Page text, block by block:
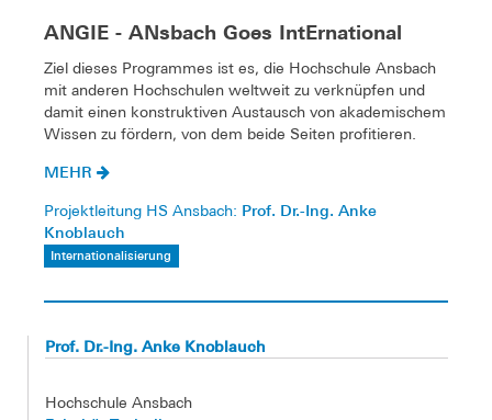
ANGIE - ANsbach Goes IntErnational
Ziel dieses Programmes ist es, die Hochschule Ansbach
mit anderen Hochschulen weltweit zu verknüpfen und
damit einen konstruktiven Austausch von akademischem
Wissen zu fördern, von dem beide Seiten profitieren.
MEHR
Projektleitung HS Ansbach: Prof. Dr.-Ing. Anke
Knoblauch
Internationalisierung
Prof. Dr.-Ing. Anke Knoblauch
Hochschule Ansbach